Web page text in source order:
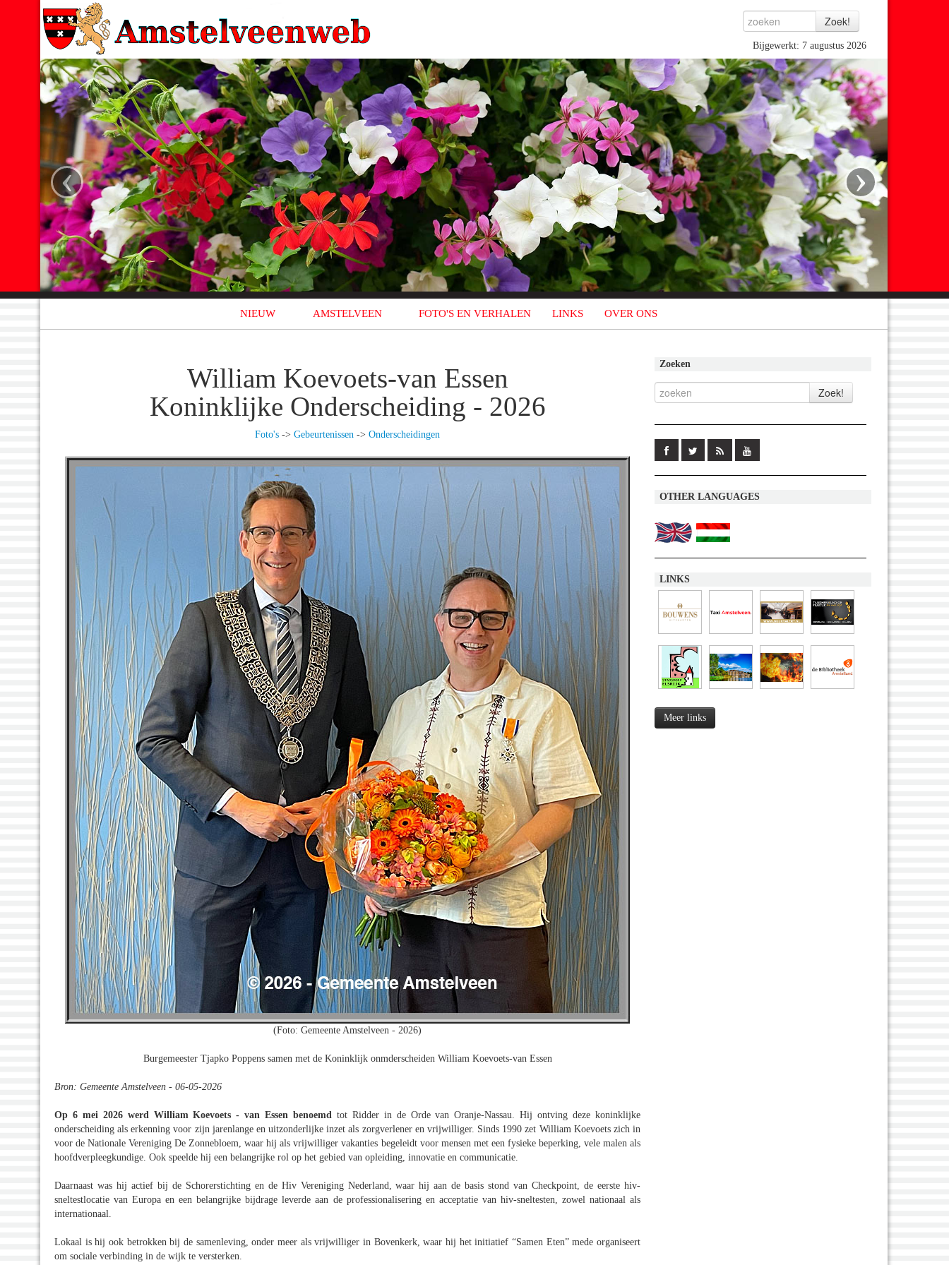
Bijgewerkt: 7 augustus 2026
‹ ›
NIEUW AMSTELVEEN FOTO'S EN VERHALEN LINKS OVER ONS
William Koevoets-van Essen
Koninklijke Onderscheiding - 2026
Foto's -> Gebeurtenissen -> Onderscheidingen
(Foto: Gemeente Amstelveen - 2026)
Burgemeester Tjapko Poppens samen met de Koninklijk onmderscheiden William Koevoets-van Essen
Bron: Gemeente Amstelveen - 06-05-2026
Op 6 mei 2026 werd William Koevoets - van Essen benoemd tot Ridder in de Orde van Oranje-Nassau. Hij ontving deze koninklijke
onderscheiding als erkenning voor zijn jarenlange en uitzonderlijke inzet als zorgverlener en vrijwilliger. Sinds 1990 zet William Koevoets zich in
voor de Nationale Vereniging De Zonnebloem, waar hij als vrijwilliger vakanties begeleidt voor mensen met een fysieke beperking, vele malen als
hoofdverpleegkundige. Ook speelde hij een belangrijke rol op het gebied van opleiding, innovatie en communicatie.
Daarnaast was hij actief bij de Schorerstichting en de Hiv Vereniging Nederland, waar hij aan de basis stond van Checkpoint, de eerste hiv-
sneltestlocatie van Europa en een belangrijke bijdrage leverde aan de professionalisering en acceptatie van hiv-sneltesten, zowel nationaal als
internationaal.
Lokaal is hij ook betrokken bij de samenleving, onder meer als vrijwilliger in Bovenkerk, waar hij het initiatief “Samen Eten” mede organiseert
om sociale verbinding in de wijk te versterken.
Zoeken
OTHER LANGUAGES
LINKS
Meer links